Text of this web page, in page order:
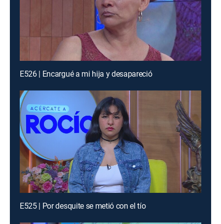
E526 | Encargué a mi hija y desapareció
E525 | Por desquite se metió con el tío